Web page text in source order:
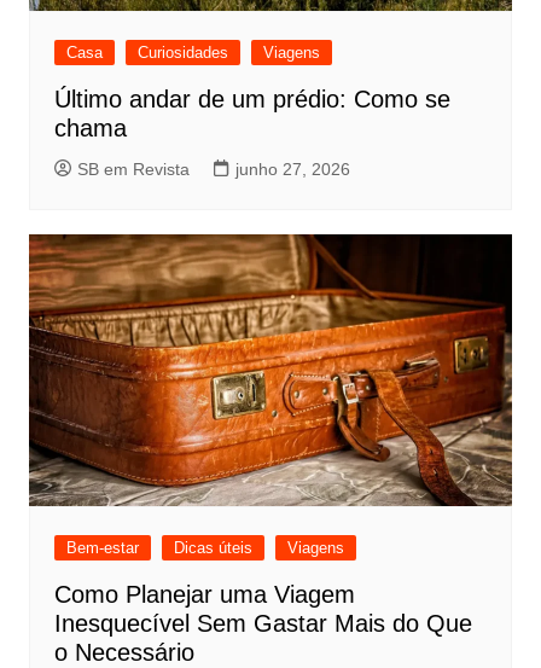
Casa Curiosidades Viagens
Último andar de um prédio: Como se
chama
SB em Revista junho 27, 2026
Bem-estar Dicas úteis Viagens
Como Planejar uma Viagem
Inesquecível Sem Gastar Mais do Que
o Necessário